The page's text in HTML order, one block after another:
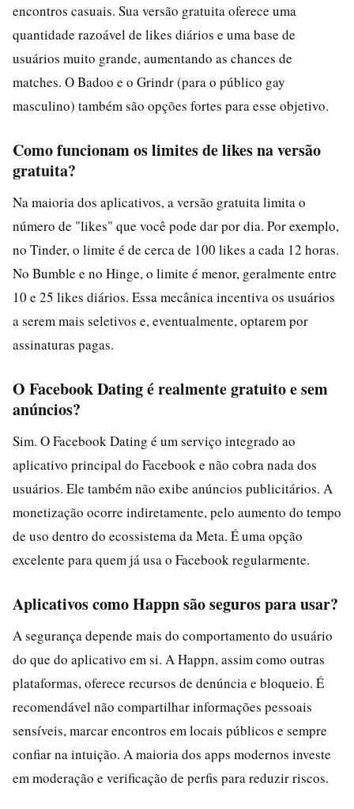
encontros casuais. Sua versão gratuita oferece uma
quantidade razoável de likes diários e uma base de
usuários muito grande, aumentando as chances de
matches. O Badoo e o Grindr (para o público gay
masculino) também são opções fortes para esse objetivo.
Como funcionam os limites de likes na versão
gratuita?
Na maioria dos aplicativos, a versão gratuita limita o
número de "likes" que você pode dar por dia. Por exemplo,
no Tinder, o limite é de cerca de 100 likes a cada 12 horas.
No Bumble e no Hinge, o limite é menor, geralmente entre
10 e 25 likes diários. Essa mecânica incentiva os usuários
a serem mais seletivos e, eventualmente, optarem por
assinaturas pagas.
O Facebook Dating é realmente gratuito e sem
anúncios?
Sim. O Facebook Dating é um serviço integrado ao
aplicativo principal do Facebook e não cobra nada dos
usuários. Ele também não exibe anúncios publicitários. A
monetização ocorre indiretamente, pelo aumento do tempo
de uso dentro do ecossistema da Meta. É uma opção
excelente para quem já usa o Facebook regularmente.
Aplicativos como Happn são seguros para usar?
A segurança depende mais do comportamento do usuário
do que do aplicativo em si. A Happn, assim como outras
plataformas, oferece recursos de denúncia e bloqueio. É
recomendável não compartilhar informações pessoais
sensíveis, marcar encontros em locais públicos e sempre
confiar na intuição. A maioria dos apps modernos investe
em moderação e verificação de perfis para reduzir riscos.